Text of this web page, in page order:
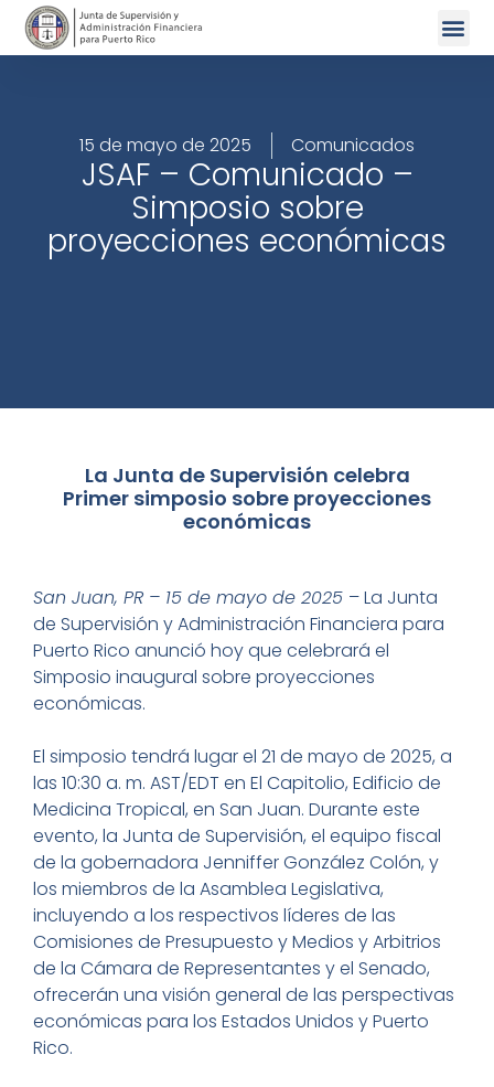
15 de mayo de 2025 Comunicados
JSAF – Comunicado –
Simposio sobre
proyecciones económicas
La Junta de Supervisión celebra
Primer simposio sobre proyecciones
económicas
San Juan, PR – 15 de mayo de 2025 – La Junta
de Supervisión y Administración Financiera para
Puerto Rico anunció hoy que celebrará el
Simposio inaugural sobre proyecciones
económicas.
El simposio tendrá lugar el 21 de mayo de 2025, a
las 10:30 a. m. AST/EDT en El Capitolio, Edificio de
Medicina Tropical, en San Juan. Durante este
evento, la Junta de Supervisión, el equipo fiscal
de la gobernadora Jenniffer González Colón, y
los miembros de la Asamblea Legislativa,
incluyendo a los respectivos líderes de las
Comisiones de Presupuesto y Medios y Arbitrios
de la Cámara de Representantes y el Senado,
ofrecerán una visión general de las perspectivas
económicas para los Estados Unidos y Puerto
Rico.